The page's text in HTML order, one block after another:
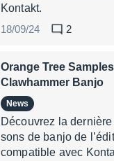
Kontakt.
18/09/24
2
Orange Tree
Clawhammer Banjo
News
Découvrez la
sons de banjo de
compatible avec